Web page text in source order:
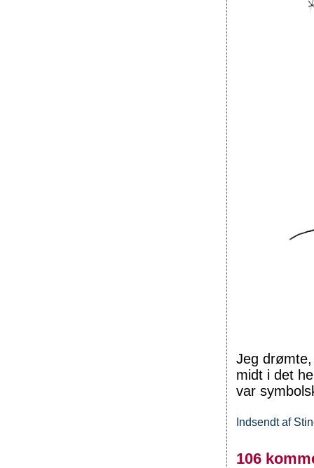
Jeg
midt i det
var
Indsendt af
106